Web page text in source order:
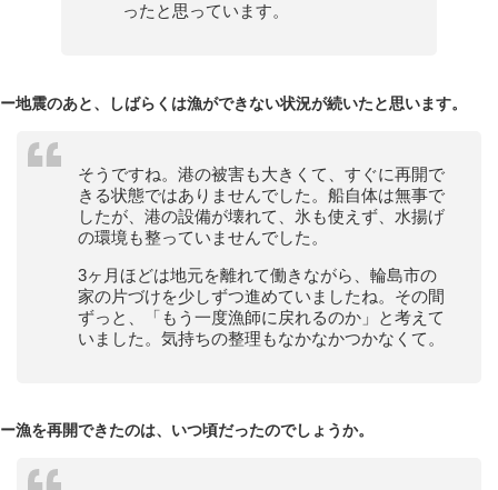
ったと思っています。
ー地震のあと、しばらくは漁ができない状況が続いたと思います。
そうですね。港の被害も大きくて、すぐに再開で
きる状態ではありませんでした。船自体は無事で
したが、港の設備が壊れて、氷も使えず、水揚げ
の環境も整っていませんでした。
3ヶ月ほどは地元を離れて働きながら、輪島市の
家の片づけを少しずつ進めていましたね。その間
ずっと、「もう一度漁師に戻れるのか」と考えて
いました。気持ちの整理もなかなかつかなくて。
ー漁を再開できたのは、いつ頃だったのでしょうか。